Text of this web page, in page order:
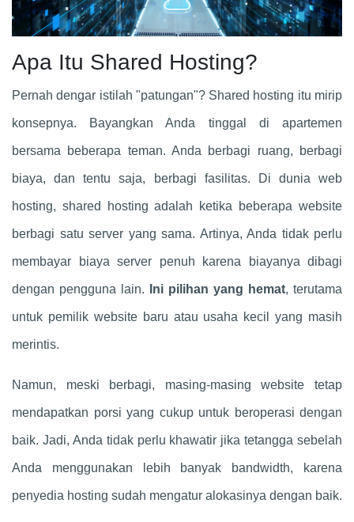
Apa Itu Shared Hosting?
Pernah dengar istilah "patungan"? Shared hosting itu mirip
konsepnya. Bayangkan Anda tinggal di apartemen
bersama beberapa teman. Anda berbagi ruang, berbagi
biaya, dan tentu saja, berbagi fasilitas. Di dunia web
hosting, shared hosting adalah ketika beberapa website
berbagi satu server yang sama. Artinya, Anda tidak perlu
membayar biaya server penuh karena biayanya dibagi
dengan pengguna lain. Ini pilihan yang hemat, terutama
untuk pemilik website baru atau usaha kecil yang masih
merintis.
Namun, meski berbagi, masing-masing website tetap
mendapatkan porsi yang cukup untuk beroperasi dengan
baik. Jadi, Anda tidak perlu khawatir jika tetangga sebelah
Anda menggunakan lebih banyak bandwidth, karena
penyedia hosting sudah mengatur alokasinya dengan baik.